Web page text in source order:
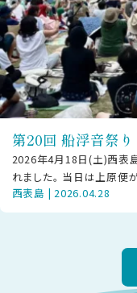
第20回 船浮音祭り
2026年4月18日(土)西表
れました。 当日は上原便
大原経由で駆けつけた方
西表島 | 2026.04.28